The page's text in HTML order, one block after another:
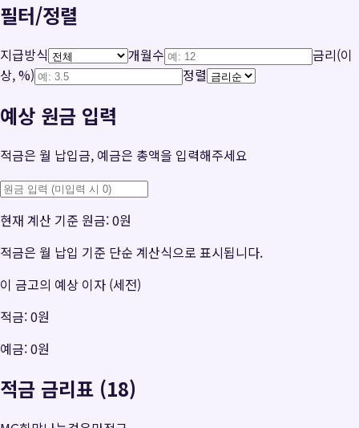
필터/정렬
지급방식 개월수
금리(이
상, %)
정렬
예상 원금 입력
적금은 월 납입금, 예금은 총액을 입력해주세요
현재 계산 기준 원금:0원
적금은 월 납입 기준 단순 계산식으로 표시됩니다.
이 금고의 예상 이자 (세전)
적금:0원
예금:0원
적금 금리표 (18)